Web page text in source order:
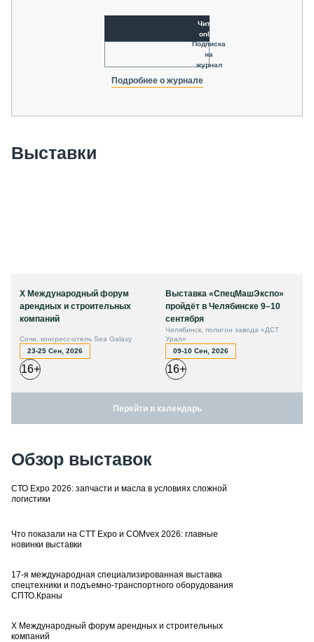
Читать
online
Подписка
на
журнал
Подробнее о журнале
Выставки
X Международный форум
арендных и строительных
компаний
Сочи, конгресс-отель Sea Galaxy
23-25 Сен, 2026
16+
Выставка «СпецМашЭкспо»
пройдёт в Челябинске 9–10
сентября
Челябинск, полигон завода «ДСТ
Урал»
09-10 Сен, 2026
16+
Перейти в календарь
Обзор выставок
СТО Expo 2026: запчасти и масла в условиях сложной
логистики
Что показали на CTT Expo и COMvex 2026: главные
новинки выставки
17-я международная специализированная выставка
спецтехники и подъемно-транспортного оборудования
СПТО.Краны
X Международный форум арендных и строительных
компаний